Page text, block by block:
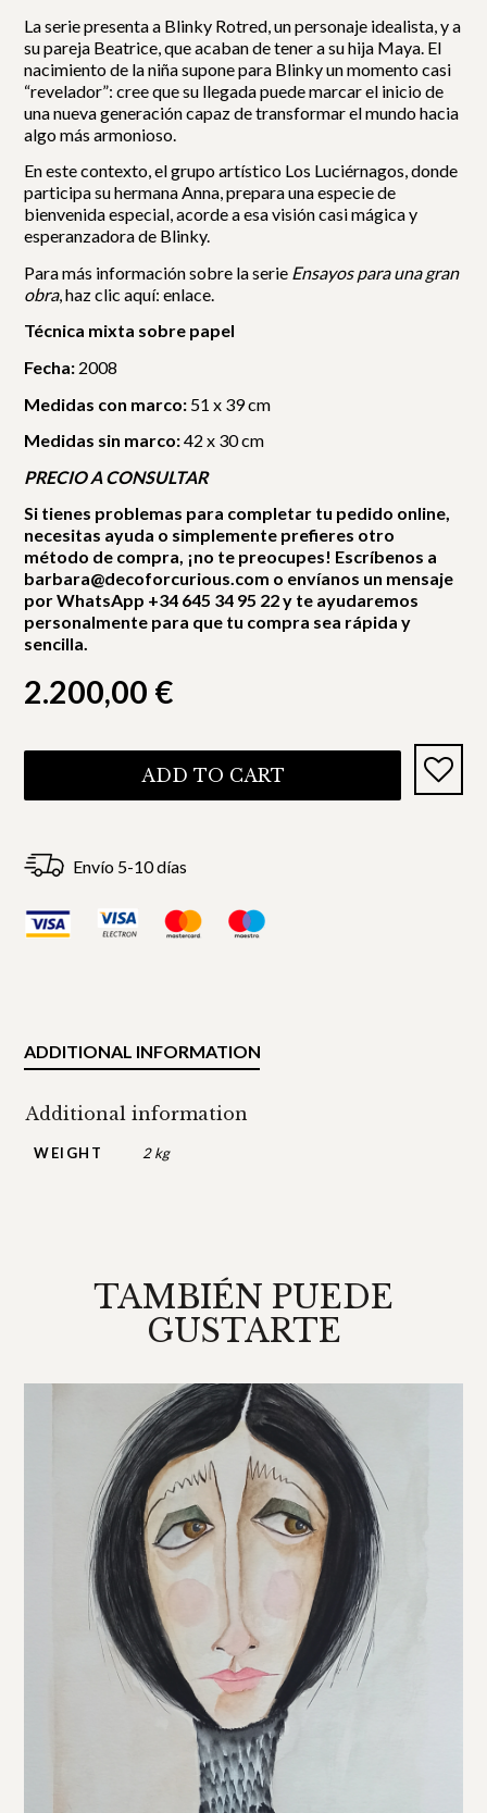
La serie presenta a Blinky Rotred, un personaje idealista, y a
su pareja Beatrice, que acaban de tener a su hija Maya. El
nacimiento de la niña supone para Blinky un momento casi
“revelador”: cree que su llegada puede marcar el inicio de
una nueva generación capaz de transformar el mundo hacia
algo más armonioso.
En este contexto, el grupo artístico Los Luciérnagos, donde
participa su hermana Anna, prepara una especie de
bienvenida especial, acorde a esa visión casi mágica y
esperanzadora de Blinky.
Para más información sobre la serie Ensayos para una gran
obra, haz clic aquí:enlace.
Técnica mixta sobre papel
Fecha: 2008
Medidas con marco: 51 x 39 cm
Medidas sin marco:42 x 30 cm
PRECIO A CONSULTAR
Si tienes problemas para completar tu pedido online,
necesitas ayuda o simplemente prefieres otro
método de compra, ¡no te preocupes! Escríbenos a
barbara@decoforcurious.com o envíanos un mensaje
por WhatsApp +34 645 34 95 22 y te ayudaremos
personalmente para que tu compra sea rápida y
sencilla.
2.200,00 €
ADD TO CART
Envío 5-10 días
ADDITIONAL INFORMATION
Additional information
WEIGHT 2 kg
TAMBIÉN PUEDE
GUSTARTE